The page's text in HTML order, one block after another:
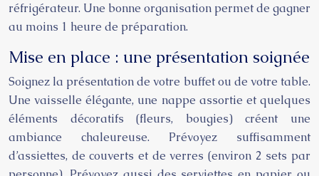
réfrigérateur. Une bonne organisation permet de gagner
au moins 1 heure de préparation.
Mise en place : une présentation soignée
Soignez la présentation de votre buffet ou de votre table.
Une vaisselle élégante, une nappe assortie et quelques
éléments décoratifs (fleurs, bougies) créent une
ambiance chaleureuse. Prévoyez suffisamment
d’assiettes, de couverts et de verres (environ 2 sets par